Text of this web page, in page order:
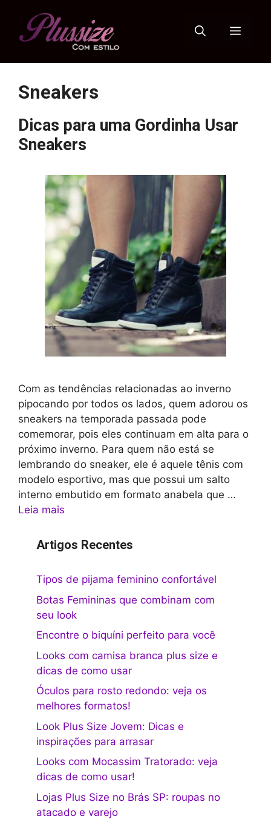
Menu
Sneakers
Dicas para uma Gordinha Usar
Sneakers
Com as tendências relacionadas ao inverno
pipocando por todos os lados, quem adorou os
sneakers na temporada passada pode
comemorar, pois eles continuam em alta para o
próximo inverno. Para quem não está se
lembrando do sneaker, ele é aquele tênis com
modelo esportivo, mas que possui um salto
interno embutido em formato anabela que …
Leia mais
Artigos Recentes
Tipos de pijama feminino confortável
Botas Femininas que combinam com
seu look
Encontre o biquíni perfeito para você
Looks com camisa branca plus size e
dicas de como usar
Óculos para rosto redondo: veja os
melhores formatos!
Look Plus Size Jovem: Dicas e
inspirações para arrasar
Looks com Mocassim Tratorado: veja
dicas de como usar!
Lojas Plus Size no Brás SP: roupas no
atacado e varejo